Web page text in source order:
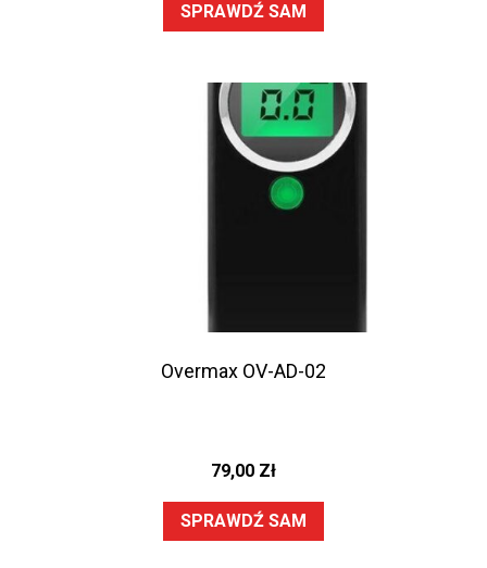
SPRAWDŹ SAM
Overmax OV-AD-02
79,00 Zł
SPRAWDŹ SAM